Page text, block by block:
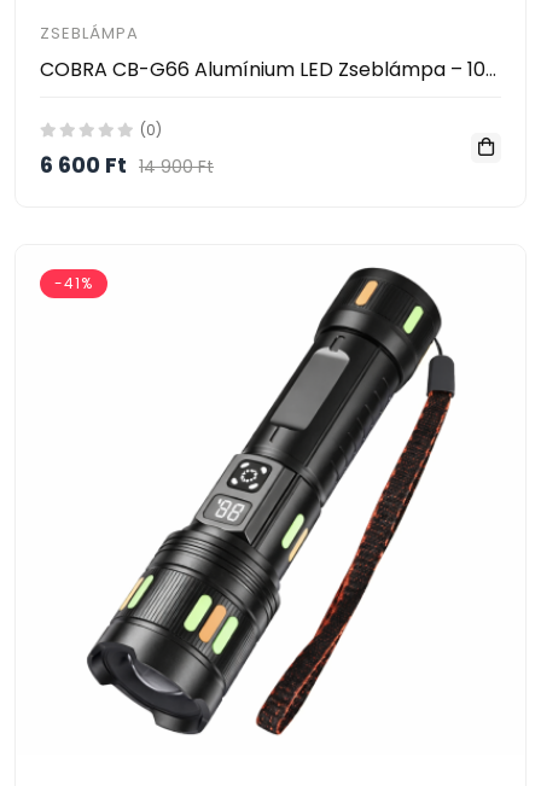
ZSEBLÁMPA
COBRA CB-G66 Alumínium LED Zseblámpa – 1000m Hatótáv, 38650 Akkumulátorral
(0)
6 600 Ft 14 900 Ft
-41%